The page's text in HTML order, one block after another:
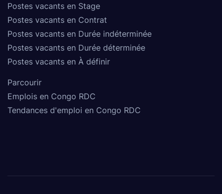
Postes vacants en Stage
Postes vacants en Contrat
Postes vacants en Durée indéterminée
Postes vacants en Durée déterminée
Postes vacants en À définir
Parcourir
Emplois en Congo RDC
Tendances d'emploi en Congo RDC